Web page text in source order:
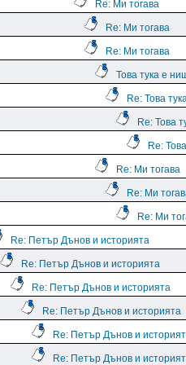
Re: Ми тогава
Re: Ми тогава
Re: Ми тогава
Това тука е
Re: Това
Re: Това
Re:
Re: Ми тогава
Re: Ми
Re: Ми
Re: Петър Дънов и историята
Re: Петър Дънов и историята
Re: Петър Дънов и историята
Re: Петър Дънов и историята
Re: Петър Дънов и
Re: Петър Дънов и